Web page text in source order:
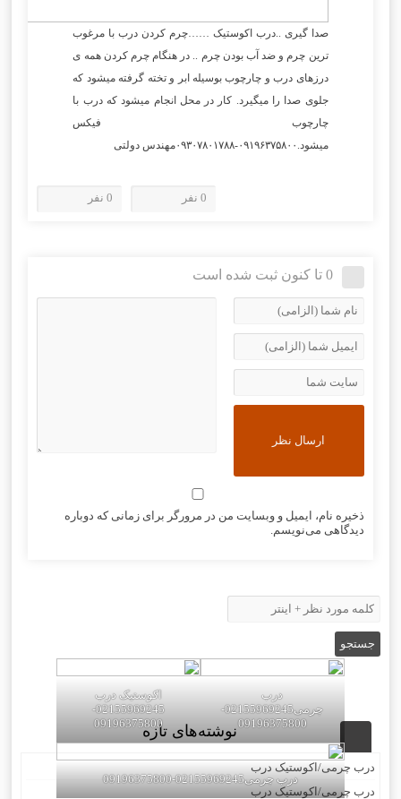
صدا گیری ..درب اکوستیک ……چرم کردن درب با مرغوب
ترین چرم و ضد آب بودن چرم .. در هنگام چرم کردن همه ی
درزهای درب و چارچوب بوسیله ابر و تخته گرفته میشود که
جلوی صدا را میگیرد. کار در محل انجام میشود که درب با
چارچوب فیکس
میشود.۰۹۱۹۶۳۷۵۸۰۰-۰۹۳۰۷۸۰۱۷۸۸مهندس دولتی
0 نفر 0 نفر
0 تا کنون ثبت شده است
ذخیره نام، ایمیل و وبسایت من در مرورگر برای زمانی که دوباره
دیدگاهی می‌نویسم.
درب
چرمی02155969245-
09196375800
اکوستیک درب
02155969245-
09196375800
درب چرمی02155969245-09196375800
نوشته‌های تازه
درب چرمی/اکوستیک درب
درب چرمی/اکوستیک درب